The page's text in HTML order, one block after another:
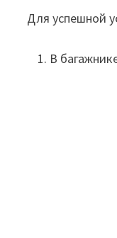
Для успешной
В